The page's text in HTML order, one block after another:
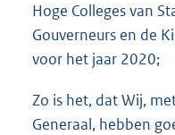
Hoge Colleges van
Gouverneurs en de
voor het jaar 2020;
Zo is het, dat Wij,
Generaal, hebben